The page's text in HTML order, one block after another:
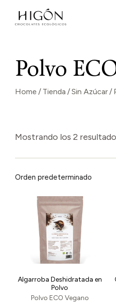
content
Polvo
Home Tienda Sin Azúcar
Mostrando los 2
Orden predeterminado
Algarroba Deshidratada en
Polvo
Polvo ECO Vegano